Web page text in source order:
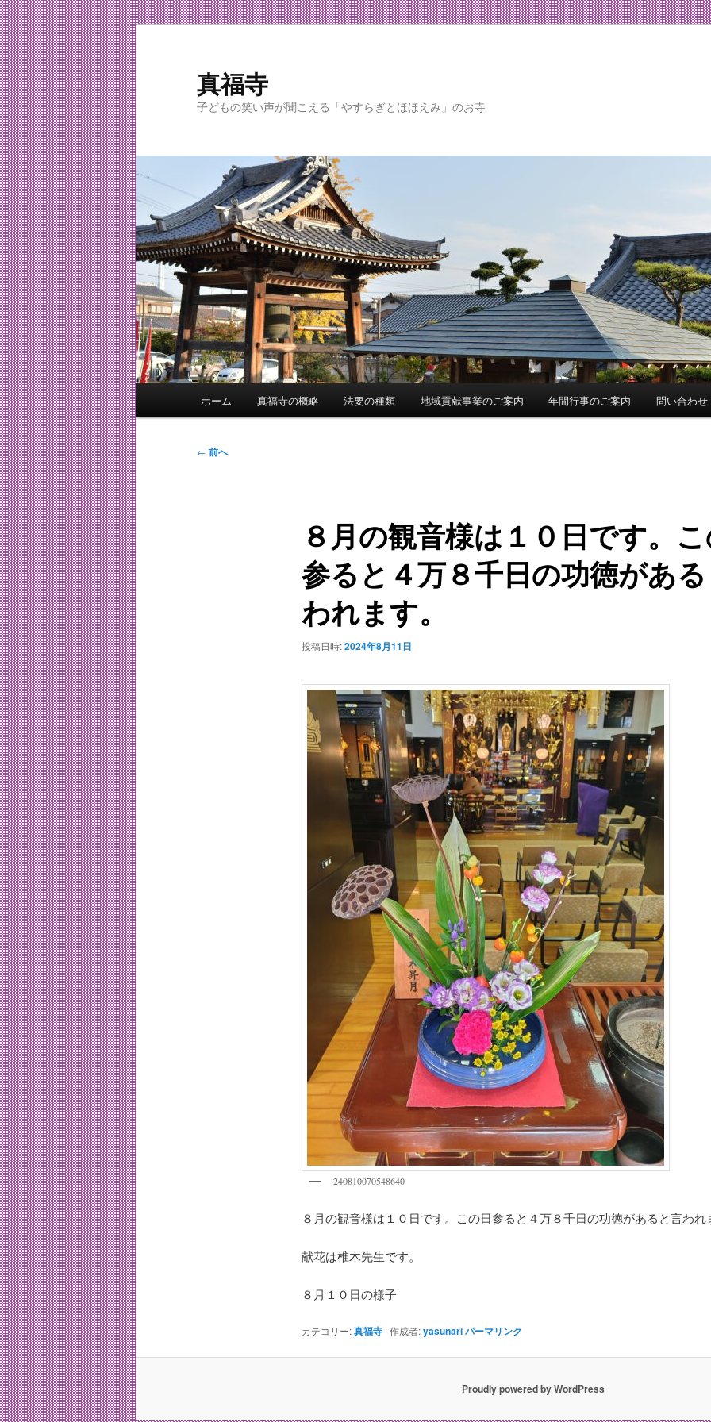
メ
イ
ン
コ
ン
テ
ン
ツ
へ
移
動
真福寺
子どもの笑い声が聞こえる「やすらぎとほほえみ」のお寺
ホーム 真福寺の概略 法要の種類 地域貢献事業のご案内 年間行事のご案内 問い合わせ
投
← 前へ
８月の観音様は１０日です。
参ると４万８千日の功徳があ
われます。
投稿日時:2024年8月11日
240810070548640
８月の観音様は１０日です。この日参ると４万８千日の功徳があると言われ
献花は椎木先生です。
８月１０日の様子
カテゴリー:真福寺作成者:yasunariパーマリンク
Proudly powered by WordPress